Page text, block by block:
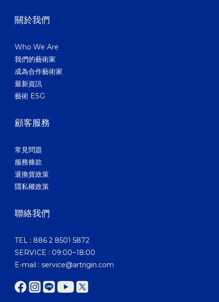
關於我們
Who We Are
我們的藝術家
成為合作藝術家
最新資訊
藝術 ESG
顧客服務
常見問題
服務條款
退換貨政策
隱私權政策
聯絡我們
TEL : 886 2 8501 5872
SERVICE : 09:00~18:00
E-mail : service@artrigin.com